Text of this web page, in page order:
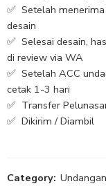
✅ Setelah
desain
✅ Selesai desain,
di review via WA
✅ Setelah ACC
cetak 1-3 hari
✅ Transfer
✅ Dikirim / Diambil
Category: